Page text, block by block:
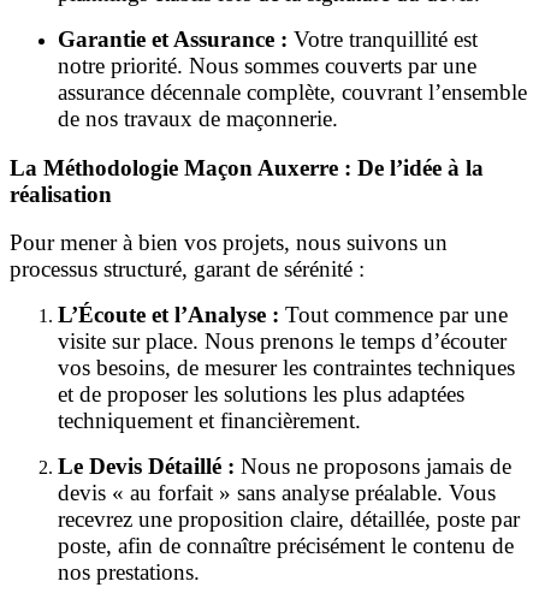
Garantie et Assurance : Votre tranquillité est
notre priorité. Nous sommes couverts par une
assurance décennale complète, couvrant l’ensemble
de nos travaux de maçonnerie.
La Méthodologie Maçon Auxerre : De l’idée à la
réalisation
Pour mener à bien vos projets, nous suivons un
processus structuré, garant de sérénité :
L’Écoute et l’Analyse : Tout commence par une
visite sur place. Nous prenons le temps d’écouter
vos besoins, de mesurer les contraintes techniques
et de proposer les solutions les plus adaptées
techniquement et financièrement.
Le Devis Détaillé : Nous ne proposons jamais de
devis « au forfait » sans analyse préalable. Vous
recevrez une proposition claire, détaillée, poste par
poste, afin de connaître précisément le contenu de
nos prestations.